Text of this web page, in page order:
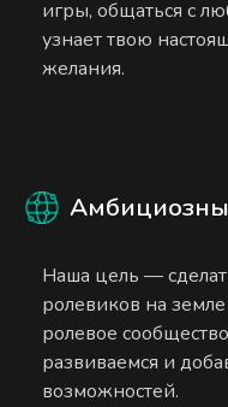
игры, общаться с
узнает твою
желания.
Наша цель —
ролевиков на
ролевое
развиваемся и
возможностей.